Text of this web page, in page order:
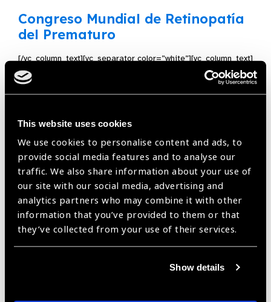
This website uses cookies
We use cookies to personalise content and ads, to
provide social media features and to analyse our
traffic. We also share information about your use of
our site with our social media, advertising and
analytics partners who may combine it with other
information that you’ve provided to them or that
they’ve collected from your use of their services.
Show details
Congreso Mundial de Retinopatía
del Prematuro
[/vc_column_text][vc_separator color=”white”][vc_column_text]
Reporte Cartagena
Alianza Estrategica Para La
Lucha Contra La Limitación
Visual
[/vc_column_text][vc_separator color=”white”][vc_column_text]
Entrevistas con Jaime Soria Viteri
[/vc_column_text][vc_separator color=”white”][vc_column_text]